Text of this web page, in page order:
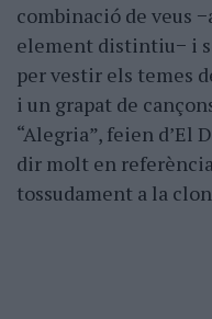
combinació de veus
element distintiu− i
per vestir els temes
i un grapat de
“Alegria”, feien d’El
dir molt en
tossudament a la